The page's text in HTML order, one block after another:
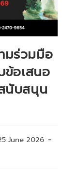
มร่วมมือ
ข้อเสนอ
นับสนุน
June 2026